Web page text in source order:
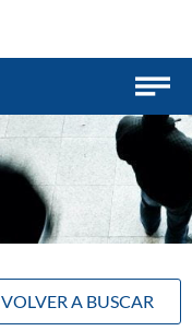
VOLVER A BUSCAR